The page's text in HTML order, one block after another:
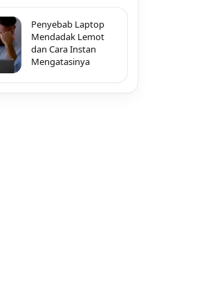
Penyebab Laptop
Mendadak Lemot
dan Cara Instan
Mengatasinya